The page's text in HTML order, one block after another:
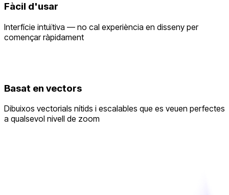
Fàcil d'usar
Interfície intuïtiva — no cal experiència en disseny per
començar ràpidament
Basat en vectors
Dibuixos vectorials nítids i escalables que es veuen perfectes
a qualsevol nivell de zoom